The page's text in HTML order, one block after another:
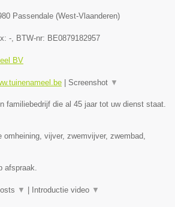
Passendale (West-Vlaanderen)
-, BTW-nr: BE0879182957
BV
Screenshot ▼
familiebedrijf die al 45 jaar tot uw dienst staat.
omheining, vijver, zwemvijver, zwembad,
afspraak.
▼ Introductie video ▼